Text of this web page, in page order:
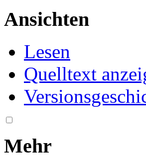
Ansichten
Lesen
Quelltext
Mehr